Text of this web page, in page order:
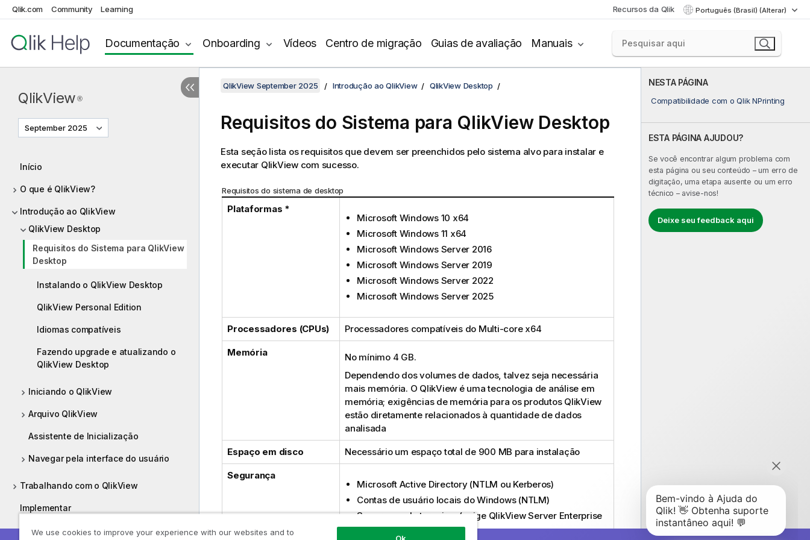
Qlik.com Community Learning Recursos da Qlik Português (Brasil) (Alterar)
Documentação Onboarding Vídeos Centro de migração Guias de avaliação Manuais
QlikView ®
September 2025
Início
O que é QlikView?
Introdução ao QlikView
QlikView Desktop
Requisitos do Sistema para QlikView
Desktop
Instalando o QlikView Desktop
QlikView Personal Edition
Idiomas compatíveis
Fazendo upgrade e atualizando o
QlikView Desktop
Iniciando o QlikView
Arquivo QlikView
Assistente de Inicialização
Navegar pela interface do usuário
Trabalhando com o QlikView
Implementar
Administrar
NESTA PÁGINA
Compatibilidade com o Qlik NPrinting
ESTA PÁGINA AJUDOU?
Se você encontrar algum problema com
esta página ou seu conteúdo – um erro de
digitação, uma etapa ausente ou um erro
técnico – avise-nos!
Deixe seu feedback aqui
QlikView September 2025 Introdução ao QlikView QlikView Desktop
Requisitos do Sistema para QlikView Desktop
Esta seção lista os requisitos que devem ser preenchidos pelo sistema alvo para instalar e
executar QlikViewcom sucesso.
Requisitos do sistema de desktop
Plataformas *
Microsoft Windows 10 x64
Microsoft Windows 11 x64
Microsoft Windows Server 2016
Microsoft Windows Server 2019
Microsoft Windows Server 2022
Microsoft Windows Server 2025
Processadores (CPUs) Processadores compatíveis do Multi-core x64
Memória
No mínimo 4 GB.
Dependendo dos volumes de dados, talvez seja necessária
mais memória. O QlikView é uma tecnologia de análise em
memória; exigências de memória para os produtos QlikView
estão diretamente relacionados à quantidade de dados
analisada
Espaço em disco Necessário um espaço total de 900 MB para instalação
Segurança
Microsoft Active Directory(NTLM ou Kerberos)
Contas de usuário locais doWindows(NTLM)
Segurança de terceiros (exige QlikView Server Enterprise
Edition)
We use cookies to improve your experience with our websites and to